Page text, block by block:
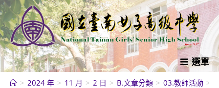
跳
轉
至
主
要
內
選單
> 2024 年 > 11 月 > 2 日 > B.文章分類 > 03.教師活動 >